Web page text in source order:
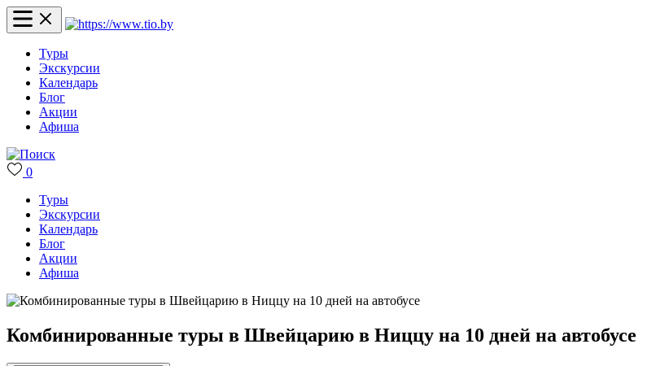
Туры
Экскурсии
Календарь
Блог
Акции
Афиша
0
Туры
Экскурсии
Календарь
Блог
Акции
Афиша
Комбинированные туры в Швейцарию в Ниццу на 10 дней на автобусе